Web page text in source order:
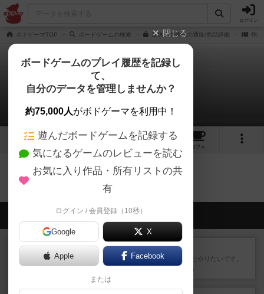
ログイン
ボドゲーマTOP ボードゲームの検索 夏休み大作戦の通販/商品詳細 作品
夏休み大作戦
0件のリプレイ日記
2 1
カフェ
夏休み大作戦のトップに戻る
会員の新しい投稿
レビュー ゴットファイブ！
運要素があり楽しめました。またやりたいです。
by 金賢守(キムヒョンス)
閉じる
ボードゲームのプレイ履歴を記録し
て、
自分のデータを管理しませんか？
約75,000人がボドゲーマを利用中！
遊んだボードゲームを記録する
気になるゲームのレビューを読む
お気に入り作品・所有リストの共
有
ログイン / 会員登録（10秒）
Google X
Apple Facebook
または